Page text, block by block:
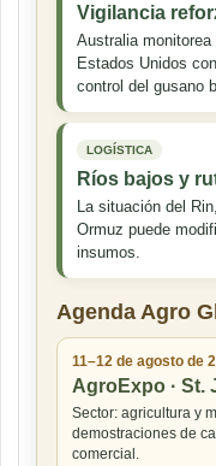
Vigilancia
Australia
Estados Unidos
control del gusano
LOGÍSTICA
Ríos bajos y
La situación del
Ormuz puede
insumos.
Agenda Agro
11–12 de agosto de
AgroExpo ·
Sector: agricultura y
demostraciones de
comercial.